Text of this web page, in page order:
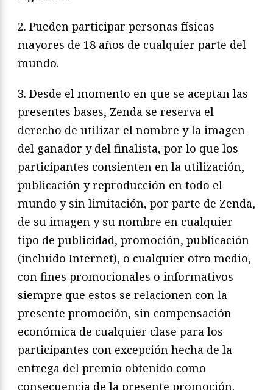
2. Pueden participar personas físicas
mayores de 18 años de cualquier parte del
mundo.
3. Desde el momento en que se aceptan las
presentes bases, Zenda se reserva el
derecho de utilizar el nombre y la imagen
del ganador y del finalista, por lo que los
participantes consienten en la utilización,
publicación y reproducción en todo el
mundo y sin limitación, por parte de Zenda,
de su imagen y su nombre en cualquier
tipo de publicidad, promoción, publicación
(incluido Internet), o cualquier otro medio,
con fines promocionales o informativos
siempre que estos se relacionen con la
presente promoción, sin compensación
económica de cualquier clase para los
participantes con excepción hecha de la
entrega del premio obtenido como
consecuencia de la presente promoción.